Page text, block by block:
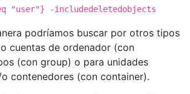
"user"} -includedeletedobjects
podríamos buscar por otros tipos
cuentas de ordenador (con
(con group) o para unidades
contenedores (con container).